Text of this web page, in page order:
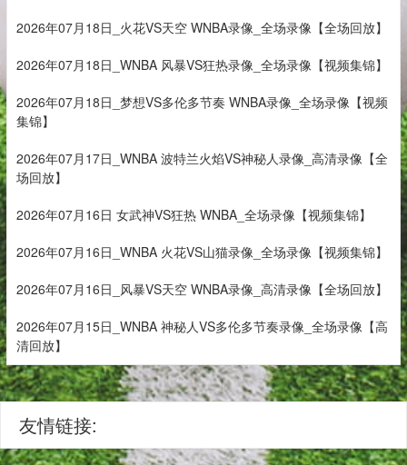
2026年07月18日_火花VS天空 WNBA录像_全场录像【全场回放】
2026年07月18日_WNBA 风暴VS狂热录像_全场录像【视频集锦】
2026年07月18日_梦想VS多伦多节奏 WNBA录像_全场录像【视频
集锦】
2026年07月17日_WNBA 波特兰火焰VS神秘人录像_高清录像【全
场回放】
2026年07月16日 女武神VS狂热 WNBA_全场录像【视频集锦】
2026年07月16日_WNBA 火花VS山猫录像_全场录像【视频集锦】
2026年07月16日_风暴VS天空 WNBA录像_高清录像【全场回放】
2026年07月15日_WNBA 神秘人VS多伦多节奏录像_全场录像【高
清回放】
友情链接: